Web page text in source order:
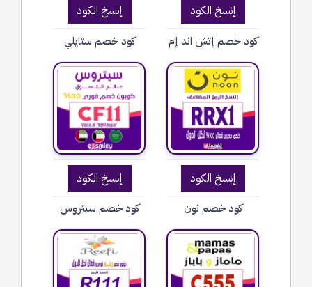
إنسخ الكود
كود خصم إتش اند إم
إنسخ الكود
كود خصم ستايلي
إنسخ الكود
كود خصم نون
إنسخ الكود
كود خصم سيتروس